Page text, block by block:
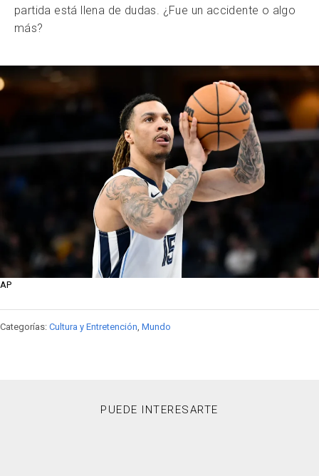
partida está llena de dudas. ¿Fue un accidente o algo
más?
AP
Categorías: Cultura y Entretención, Mundo
PUEDE INTERESARTE